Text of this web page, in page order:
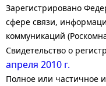
Зарегистрировано
сфере связи,
коммуникаций
Свидетельство о
апреля 2010 г.
Полное или частичное